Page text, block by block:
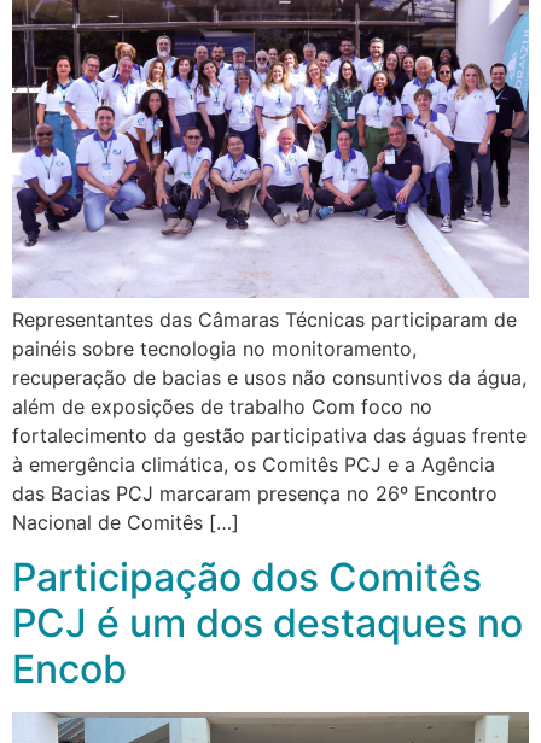
Representantes das Câmaras Técnicas participaram de
painéis sobre tecnologia no monitoramento,
recuperação de bacias e usos não consuntivos da água,
além de exposições de trabalho Com foco no
fortalecimento da gestão participativa das águas frente
à emergência climática, os Comitês PCJ e a Agência
das Bacias PCJ marcaram presença no 26º Encontro
Nacional de Comitês […]
Participação dos Comitês
PCJ é um dos destaques no
Encob